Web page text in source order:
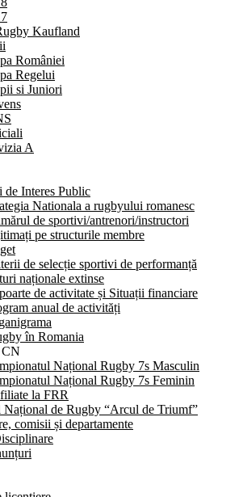
Kaufland
României
Regelui
si Juniori
A
de Interes Public
Nationala a rugbyului romanesc
de sportivi/antrenori/instructori
pe structurile membre
de selecție sportivi de performanță
naționale extinse
de activitate și Situații financiare
anual de activități
în Romania
CN
Național Rugby 7s Masculin
Național Rugby 7s Feminin
la FRR
Național de Rugby “Arcul de Triumf”
comisii și departamente